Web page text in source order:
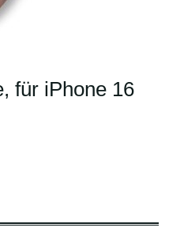
für iPhone 16